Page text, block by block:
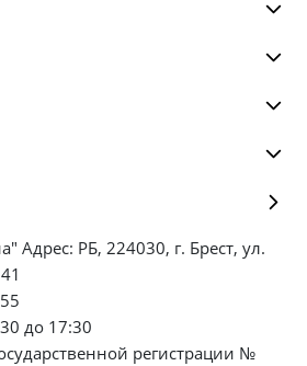
Адрес: РБ, 224030, г. Брест, ул.
до 17:30
регистрации №